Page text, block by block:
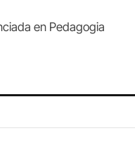
en Pedagogia